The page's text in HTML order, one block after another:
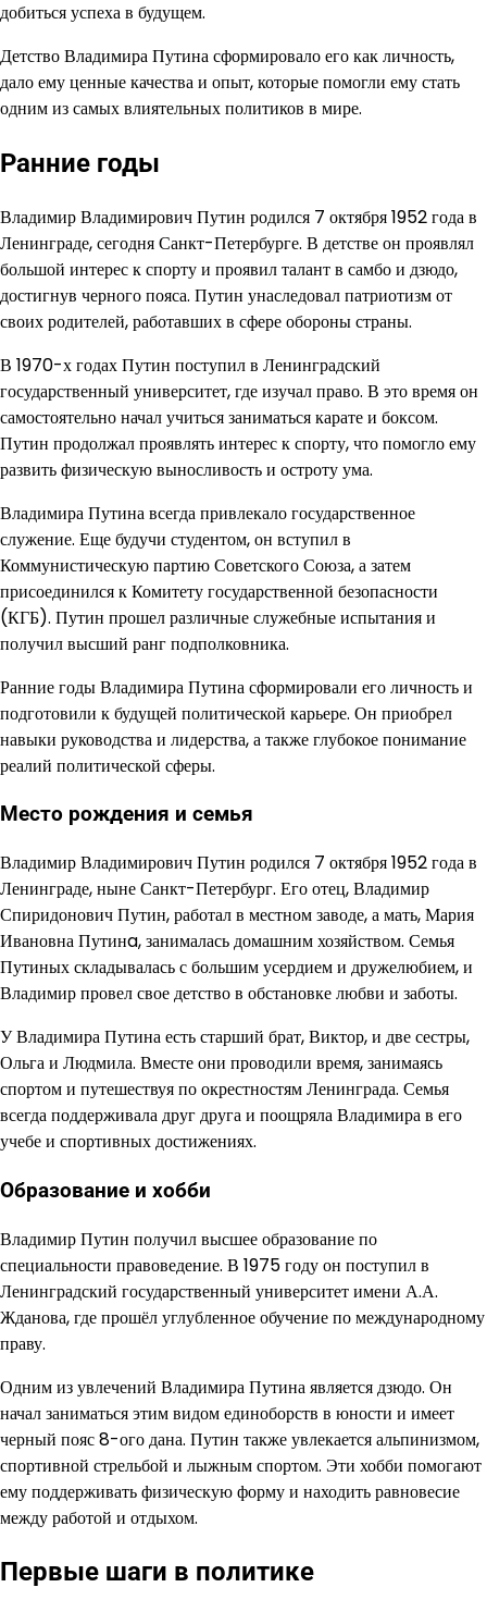
добиться успеха в будущем.
Детство Владимира Путина сформировало его как личность,
дало ему ценные качества и опыт, которые помогли ему стать
одним из самых влиятельных политиков в мире.
Ранние годы
Владимир Владимирович Путин родился 7 октября 1952 года в
Ленинграде, сегодня Санкт-Петербурге. В детстве он проявлял
большой интерес к спорту и проявил талант в самбо и дзюдо,
достигнув черного пояса. Путин унаследовал патриотизм от
своих родителей, работавших в сфере обороны страны.
В 1970-х годах Путин поступил в Ленинградский
государственный университет, где изучал право. В это время он
самостоятельно начал учиться заниматься карате и боксом.
Путин продолжал проявлять интерес к спорту, что помогло ему
развить физическую выносливость и остроту ума.
Владимира Путина всегда привлекало государственное
служение. Еще будучи студентом, он вступил в
Коммунистическую партию Советского Союза, а затем
присоединился к Комитету государственной безопасности
(КГБ). Путин прошел различные служебные испытания и
получил высший ранг подполковника.
Ранние годы Владимира Путина сформировали его личность и
подготовили к будущей политической карьере. Он приобрел
навыки руководства и лидерства, а также глубокое понимание
реалий политической сферы.
Место рождения и семья
Владимир Владимирович Путин родился 7 октября 1952 года в
Ленинграде, ныне Санкт-Петербург. Его отец, Владимир
Спиридонович Путин, работал в местном заводе, а мать, Мария
Ивановна Путинa, занималась домашним хозяйством. Семья
Путиных складывалась с большим усердием и дружелюбием, и
Владимир провел свое детство в обстановке любви и заботы.
У Владимира Путина есть старший брат, Виктор, и две сестры,
Ольга и Людмила. Вместе они проводили время, занимаясь
спортом и путешествуя по окрестностям Ленинграда. Семья
всегда поддерживала друг друга и поощряла Владимира в его
учебе и спортивных достижениях.
Образование и хобби
Владимир Путин получил высшее образование по
специальности правоведение. В 1975 году он поступил в
Ленинградский государственный университет имени А.А.
Жданова, где прошёл углубленное обучение по международному
праву.
Одним из увлечений Владимира Путина является дзюдо. Он
начал заниматься этим видом единоборств в юности и имеет
черный пояс 8-ого дана. Путин также увлекается альпинизмом,
спортивной стрельбой и лыжным спортом. Эти хобби помогают
ему поддерживать физическую форму и находить равновесие
между работой и отдыхом.
Первые шаги в политике